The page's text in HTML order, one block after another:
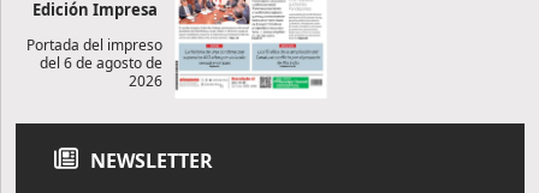
Edición Impresa
Portada del impreso
del 6 de agosto de
2026
NEWSLETTER